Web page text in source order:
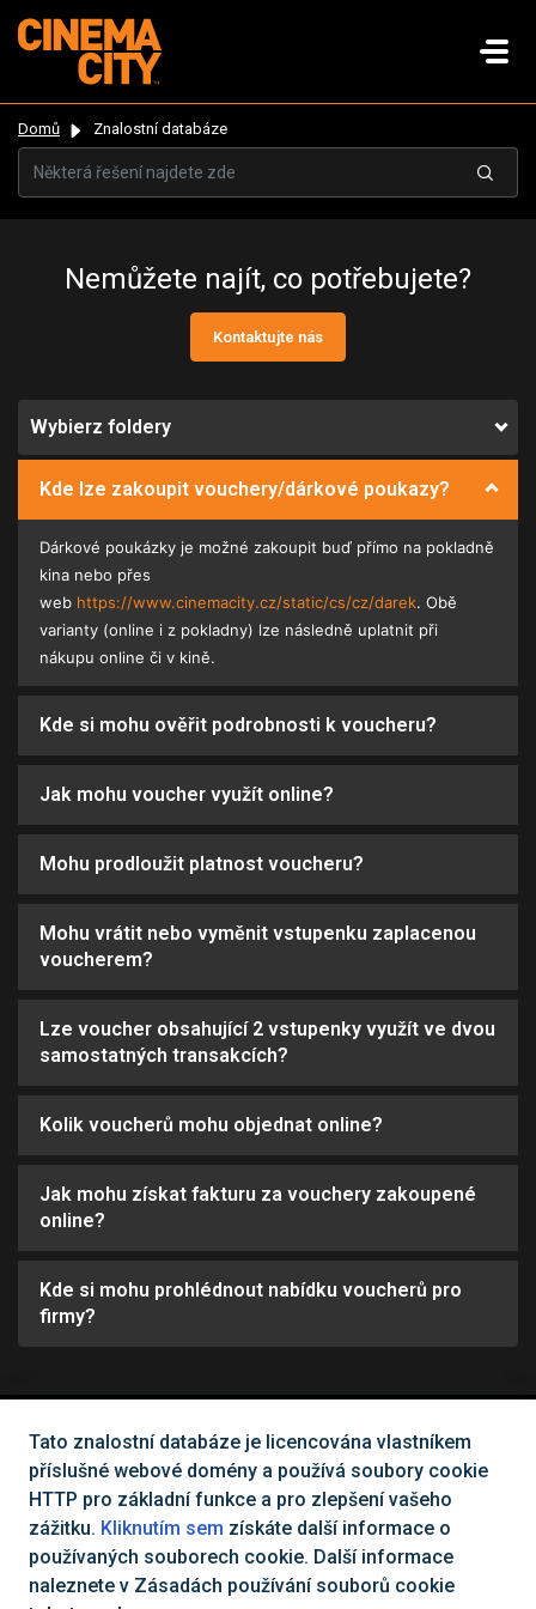
Domů Znalostní databáze
Nemůžete najít, co potřebujete?
Kontaktujte nás
Wybierz foldery
Kde lze zakoupit vouchery/dárkové poukazy?
Dárkové poukázky je možné zakoupit buď přímo na pokladně
kina nebo přes
web https://www.cinemacity.cz/static/cs/cz/darek. Obě
varianty (online i z pokladny) lze následně uplatnit při
nákupu online či v kině.
Kde si mohu ověřit podrobnosti k voucheru?
Jak mohu voucher využít online?
Mohu prodloužit platnost voucheru?
Mohu vrátit nebo vyměnit vstupenku zaplacenou
voucherem?
Lze voucher obsahující 2 vstupenky využít ve dvou
samostatných transakcích?
Kolik voucherů mohu objednat online?
Jak mohu získat fakturu za vouchery zakoupené
online?
Kde si mohu prohlédnout nabídku voucherů pro
firmy?
Nemůžete najít, co potřebujete?
Kontaktujte nás
Tato znalostní databáze je licencována vlastníkem
příslušné webové domény a používá soubory cookie
HTTP pro základní funkce a pro zlepšení vašeho
zážitku. Kliknutím sem získáte další informace o
používaných souborech cookie. Další informace
naleznete v Zásadách používání souborů cookie